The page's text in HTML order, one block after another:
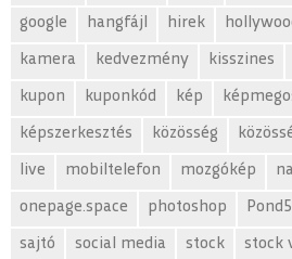
google hangfájl hirek
kamera kedvezmény kisszines
kupon kuponkód kép
képszerkesztés közösség
live mobiltelefon mozgókép
onepage.space photoshop Pond5
sajtó social media stock stock